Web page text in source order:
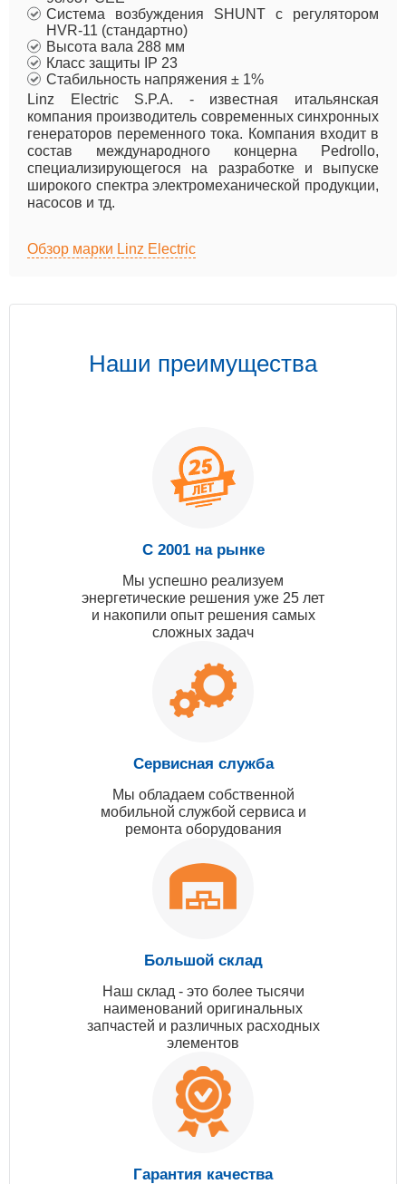
Система возбуждения SHUNT с регулятором
HVR-11 (стандартно)
Высота вала 288 мм
Класс защиты IP 23
Стабильность напряжения ± 1%
Linz Electric S.P.A. - известная итальянская
компания производитель современных синхронных
генераторов переменного тока. Компания входит в
состав международного концерна Pedrollo,
специализирующегося на разработке и выпуске
широкого спектра электромеханической продукции,
насосов и тд.
Обзор марки Linz Electric
Наши преимущества
С 2001 на рынке
Мы успешно реализуем
энергетические решения уже 25 лет
и накопили опыт решения самых
сложных задач
Сервисная служба
Мы обладаем собственной
мобильной службой сервиса и
ремонта оборудования
Большой склад
Наш склад - это более тысячи
наименований оригинальных
запчастей и различных расходных
элементов
Гарантия качества